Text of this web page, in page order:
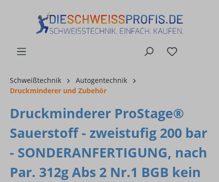
Schweißtechnik
Autogentechnik
Druckminderer und Zubehör
Druckminderer ProStage®
Sauerstoff - zweistufig 200 bar
- SONDERANFERTIGUNG, nach
Par. 312g Abs 2 Nr.1 BGB kein